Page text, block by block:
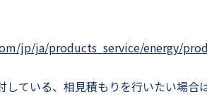
jp/ja/products_service/energy/
ている、相見積もりを行いたい場合